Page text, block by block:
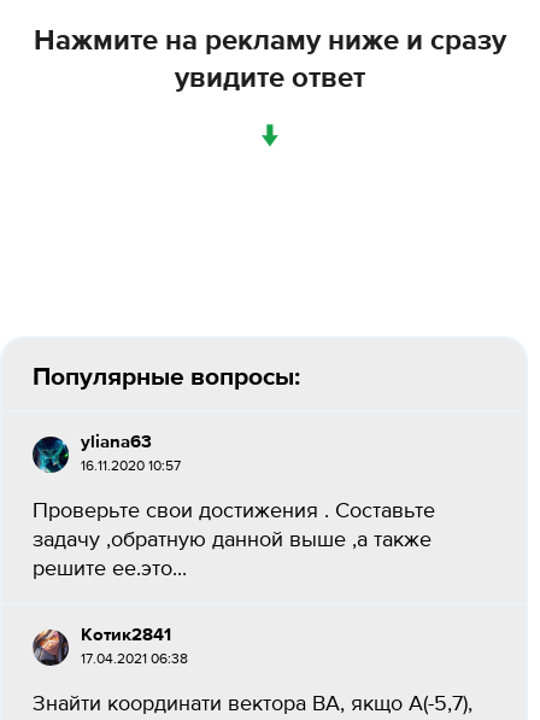
Нажмите на рекламу ниже и сразу
увидите ответ
↓
Популярные вопросы:
yliana63
16.11.2020 10:57
Проверьте свои достижения . Составьте
задачу ,обратную данной выше ,а также
решите ее.это...
Котик2841
17.04.2021 06:38
Знайти координати вектора ВА, якщо А(-5,7),